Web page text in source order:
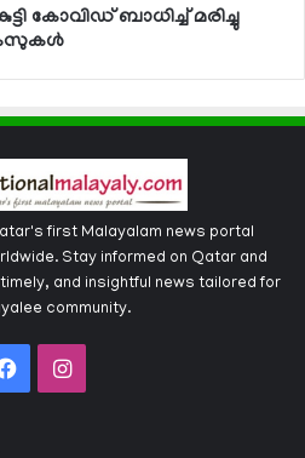
കോവിഡ് ബാധിച്ച് മരിച്ചു
first Malayalam news portal
Stay informed on Qatar and
and insightful news tailored for
community.
FacebookInstagram